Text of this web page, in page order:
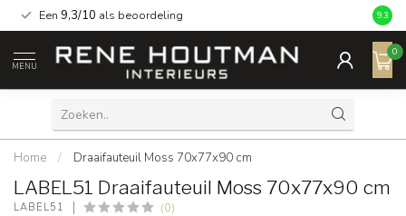
Een 9,3/10 als beoordeling 9.3
MENU
0
Home / Draaifauteuil Moss 70x77x90 cm
LABEL51 Draaifauteuil Moss 70x77x90 cm
LABEL51 (0)